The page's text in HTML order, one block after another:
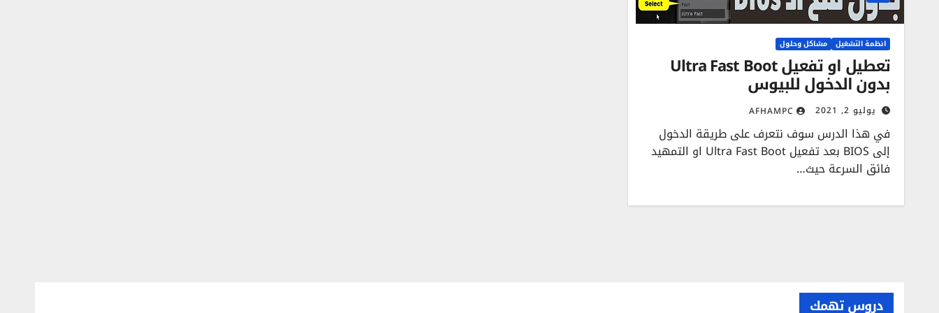
انظمة التشغيل مشاكل وحلول
تعطيل او تفعيل Ultra Fast Boot
بدون الدخول للبيوس
يوليو 2, 2021 AFHAMPC
في هذا الدرس سوف نتعرف على طريقة الدخول
إلى BIOS بعد تفعيل Ultra Fast Boot او التمهيد
فائق السرعة حيث…
دروس تهمك